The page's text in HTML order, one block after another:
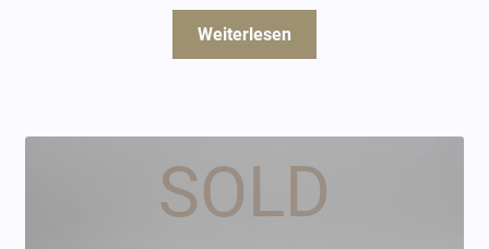
Weiterlesen